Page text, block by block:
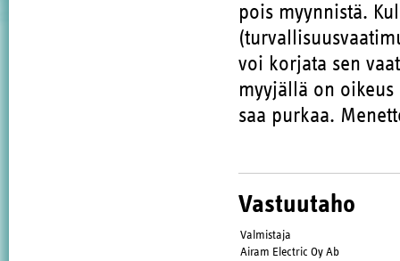
pois myynnistä.
voi korjata sen
myyjällä on
saa purkaa.
Vastuutaho
Valmistaja
Airam Electric Oy Ab